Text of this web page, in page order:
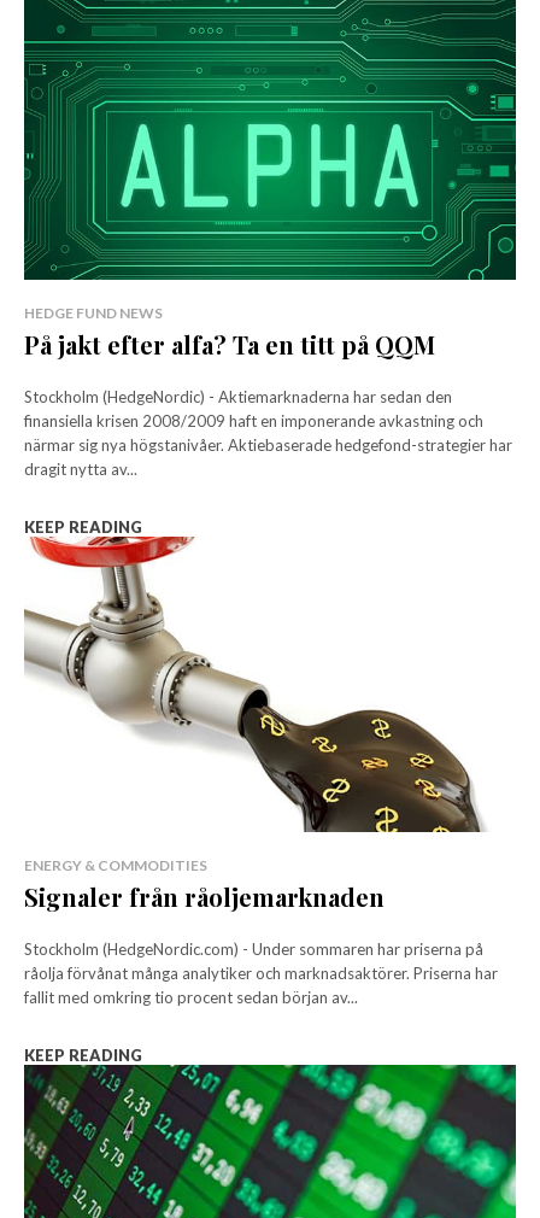
HEDGE FUND NEWS
På jakt efter alfa? Ta en titt på QQM
Stockholm (HedgeNordic) - Aktiemarknaderna har sedan den
finansiella krisen 2008/2009 haft en imponerande avkastning och
närmar sig nya högstanivåer. Aktiebaserade hedgefond-strategier har
dragit nytta av...
KEEP READING
ENERGY & COMMODITIES
Signaler från råoljemarknaden
Stockholm (HedgeNordic.com) - Under sommaren har priserna på
råolja förvånat många analytiker och marknadsaktörer. Priserna har
fallit med omkring tio procent sedan början av...
KEEP READING